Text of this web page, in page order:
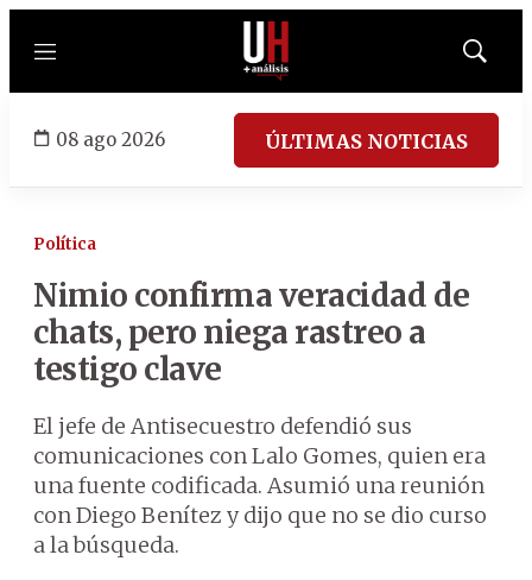
Menú
Mostrar
08 ago 2026 ÚLTIMAS NOTICIAS
Política
Nimio confirma veracidad de
chats, pero niega rastreo a
testigo clave
El jefe de Antisecuestro defendió sus
comunicaciones con Lalo Gomes, quien era
una fuente codificada. Asumió una reunión
con Diego Benítez y dijo que no se dio curso
a la búsqueda.